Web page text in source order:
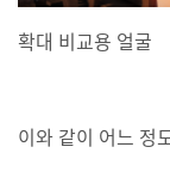
확대 비교용 얼굴
이와 같이 어느 정